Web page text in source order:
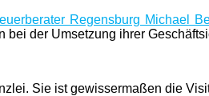
Regensburg Michael
der Umsetzung ihrer
Sie ist gewissermaßen die